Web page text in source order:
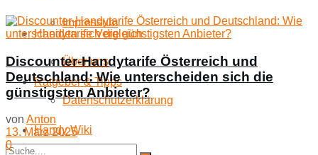
Impressum
Über uns
Datenschutzerklärung
Handytarife Vergleich
Ratgeber & Tipps
Handy Wiki
Discounter-Handytarife Österreich und
Deutschland: Wie unterscheiden sich die
günstigsten Anbieter?
von Anton
13. März 2025
0